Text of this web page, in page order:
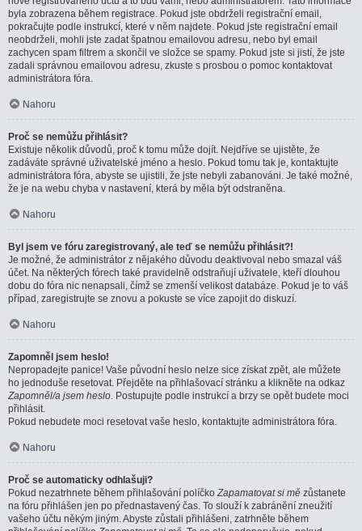
byla zobrazena během registrace. Pokud jste obdrželi registrační email,
pokračujte podle instrukcí, které v něm najdete. Pokud jste registrační email
neobdrželi, mohli jste zadat špatnou emailovou adresu, nebo byl email
zachycen spam filtrem a skončil ve složce se spamy. Pokud jste si jistí, že jste
zadali správnou emailovou adresu, zkuste s prosbou o pomoc kontaktovat
administrátora fóra.
Nahoru
Proč se nemůžu přihlásit?
Existuje několik důvodů, proč k tomu může dojít. Nejdříve se ujistěte, že
zadáváte správné uživatelské jméno a heslo. Pokud tomu tak je, kontaktujte
administrátora fóra, abyste se ujistili, že jste nebyli zabanováni. Je také možné,
že je na webu chyba v nastavení, která by měla být odstraněna.
Nahoru
Byl jsem ve fóru zaregistrovaný, ale teď se nemůžu přihlásit?!
Je možné, že administrátor z nějakého důvodu deaktivoval nebo smazal váš
účet. Na některých fórech také pravidelně odstraňují uživatele, kteří dlouhou
dobu do fóra nic nenapsali, čímž se zmenší velikost databáze. Pokud je to váš
případ, zaregistrujte se znovu a pokuste se více zapojit do diskuzí.
Nahoru
Zapomněl jsem heslo!
Nepropadejte panice! Vaše původní heslo nelze sice získat zpět, ale můžete
ho jednoduše resetovat. Přejděte na přihlašovací stránku a klikněte na odkaz
Zapomněl/a jsem heslo. Postupujte podle instrukcí a brzy se opět budete moci
přihlásit.
Pokud nebudete moci resetovat vaše heslo, kontaktujte administrátora fóra.
Nahoru
Proč se automaticky odhlašuji?
Pokud nezatrhnete během přihlašování políčkoZapamatovat si mě zůstanete
na fóru přihlášen jen po přednastavený čas. To slouží k zabránění zneužití
vašeho účtu někým jiným. Abyste zůstali přihlášeni, zatrhněte během